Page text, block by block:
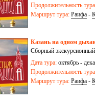
Продолжительность
Маршрут тура: Раифа -
Казань на одном
Сборный экскурсионный
Дата тура: октябрь -
Продолжительность
Маршрут тура: Раифа -